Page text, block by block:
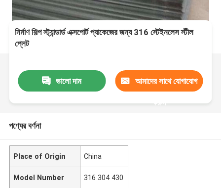
নির্মাণ শিল্প স্ট্যান্ডার্ড এক্সপোর্ট প্যাকেজের জন্য 316 স্টেইনলেস স্টীল
প্লেট
ভালো দাম আমাদের সাথে যোগাযোগ
করুন
পণ্যের বর্ণনা
Place of Origin China
Model Number 316 304 430